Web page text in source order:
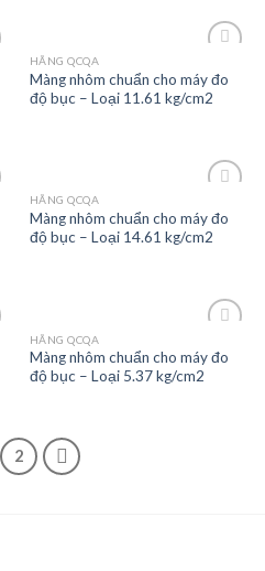
Add to
HÃNG QCQA
Màng nhôm chuẩn cho máy đo
độ bục – Loại 11.61 kg/cm2
HÃNG QCQA
Màng nhôm chuẩn cho máy đo
độ bục – Loại 14.61 kg/cm2
HÃNG QCQA
Màng nhôm chuẩn cho máy đo
độ bục – Loại 5.37 kg/cm2
2